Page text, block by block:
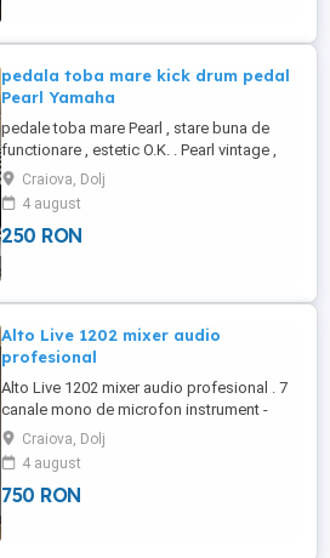
pedala toba mare kick drum pedal
Pearl Yamaha
pedale toba mare Pearl , stare buna de
functionare , estetic O.K. . Pearl vintage ,
pedala toba mare perfect functionala. Si
pedala toba mare kick Yamaha , stare
foarte buna. Pret 250 lei , FIECARE.
Craiova, Dolj
4 august
250 RON
Alto Live 1202 mixer audio
profesional
Alto Live 1202 mixer audio profesional . 7
canale mono de microfon instrument -
preamplificatoare performante DNA , un
canal stereo, efecte DSP Alesis și interfață
audio prin USB. Pret 750 lei
Craiova, Dolj
4 august
750 RON